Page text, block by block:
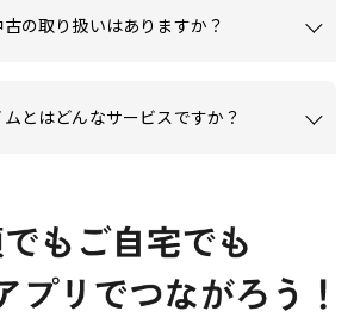
の取り扱いはありますか？
とはどんなサービスですか？